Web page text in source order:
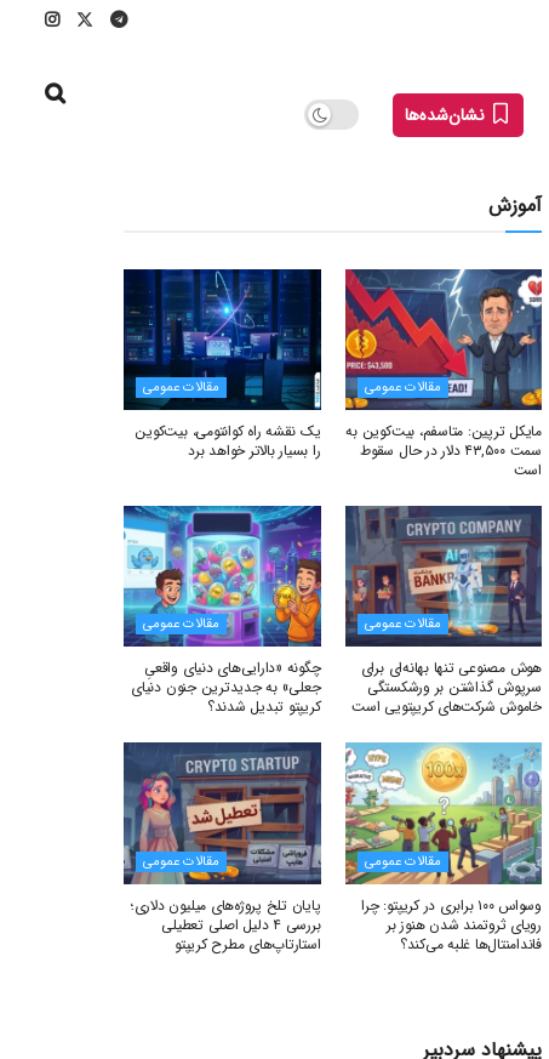
نشان‌شده‌ها
آموزش
مقالات عمومی
مایکل ترپین: متاسفم، بیت‌کوین به
سمت ۴۳,۵۰۰ دلار در حال سقوط
است
مقالات عمومی
یک نقشه راه کوانتومی، بیت‌کوین
را بسیار بالاتر خواهد برد
مقالات عمومی
هوش مصنوعی تنها بهانه‌ای برای
سرپوش گذاشتن بر ورشکستگی
خاموش شرکت‌های کریپتویی است
مقالات عمومی
چگونه «دارایی‌های دنیای واقعیِ
جعلی» به جدیدترین جنون دنیای
کریپتو تبدیل شدند؟
مقالات عمومی
وسواس ۱۰۰ برابری در کریپتو: چرا
رویای ثروتمند شدن هنوز بر
فاندامنتال‌ها غلبه می‌کند؟
مقالات عمومی
پایان تلخ پروژه‌های میلیون دلاری؛
بررسی ۴ دلیل اصلی تعطیلی
استارتاپ‌های مطرح کریپتو
پیشنهاد سردبیر